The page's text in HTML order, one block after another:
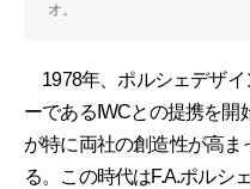
オ。
1978年、ポルシェデザイ
ーであるIWCとの提携を開
が特に両社の創造性が高
る。この時代はF.A.ポルシ